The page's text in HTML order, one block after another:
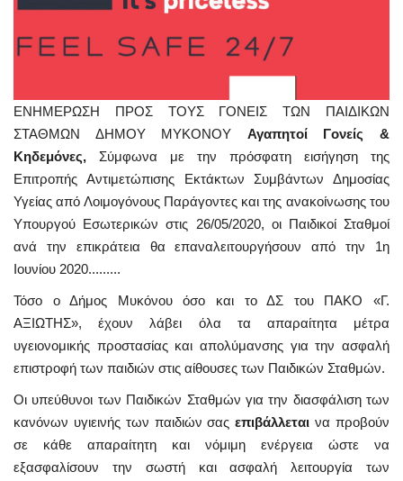
ΕΝΗΜΕΡΩΣΗ ΠΡΟΣ ΤΟΥΣ ΓΟΝΕΙΣ ΤΩΝ ΠΑΙΔΙΚΩΝ
ΣΤΑΘΜΩΝ ΔΗΜΟΥ ΜΥΚΟΝΟΥ Αγαπητοί Γονείς &
Κηδεμόνες, Σύμφωνα με την πρόσφατη εισήγηση της
Επιτροπής Αντιμετώπισης Εκτάκτων Συμβάντων Δημοσίας
Υγείας από Λοιμογόνους Παράγοντες και της ανακοίνωσης του
Υπουργού Εσωτερικών στις 26/05/2020, οι Παιδικοί Σταθμοί
ανά την επικράτεια θα επαναλειτουργήσουν από την 1η
Ιουνίου 2020.........
Τόσο ο Δήμος Μυκόνου όσο και το ΔΣ του ΠΑΚΟ «Γ.
ΑΞΙΩΤΗΣ», έχουν λάβει όλα τα απαραίτητα μέτρα
υγειονομικής προστασίας και απολύμανσης για την ασφαλή
επιστροφή των παιδιών στις αίθουσες των Παιδικών Σταθμών.
Οι υπεύθυνοι των Παιδικών Σταθμών για την διασφάλιση των
κανόνων υγιεινής των παιδιών σαςεπιβάλλεται να προβούν
σε κάθε απαραίτητη και νόμιμη ενέργεια ώστε να
εξασφαλίσουν την σωστή και ασφαλή λειτουργία των